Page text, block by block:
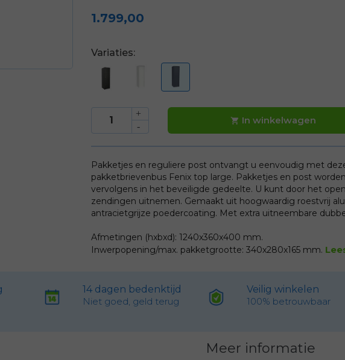
1.799,00
Variaties:
 In winkelwagen
Pakketjes en reguliere post ontvangt u eenvoudig met
pakketbrievenbus Fenix top large. Pakketjes en post
vervolgens in het beveiligde gedeelte. U kunt door het
zendingen uitnemen. Gemaakt uit hoogwaardig roestvrij
antracietgrijze poedercoating. Met extra uitneembare
Afmetingen (hxbxd): 1240x360x400 mm.
Inwerpopening/max. pakketgrootte: 340x280x165 mm.
14 dagen bedenktijd
Niet goed, geld terug
Veilig winkelen
100% betrouwbaar
Meer informatie